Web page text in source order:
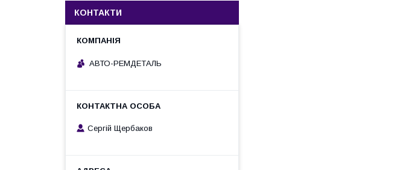
КОНТАКТИ
АВТО-РЕМДЕТАЛЬ
Сергій Щербаков